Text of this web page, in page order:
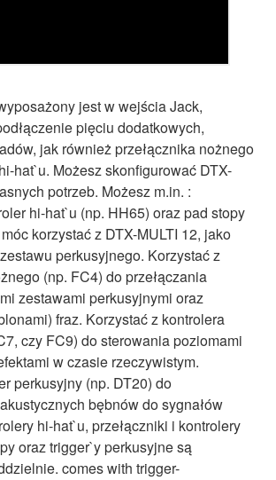
jest w wejścia Jack,
pięciu dodatkowych,
jak również przełącznika nożnego
hat`u. Możesz skonfigurować DTX-
potrzeb. Możesz m.in. :
hi-hat`u (np. HH65) oraz pad stopy
korzystać z DTX-MULTI 12, jako
perkusyjnego. Korzystać z
(np. FC4) do przełączania
zestawami perkusyjnymi oraz
fraz. Korzystać z kontrolera
czy FC9) do sterowania poziomami
w czasie rzeczywistym.
perkusyjny (np. DT20) do
bębnów do sygnałów
hi-hat`u, przełączniki i kontrolery
oraz trigger`y perkusyjne są
comes with trigger-